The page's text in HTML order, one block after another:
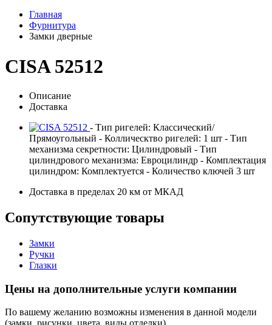
Главная
Фурнитура
Замки дверные
CISA 52512
Описание
Доставка
- Тип ригелей: Классический/
Прямоугольный - Коллическтво ригелей: 1 шт - Тип
механизма секретности: Цилиндровый - Тип
цилиндрового механизма: Евроцилиндр - Комплектация
цилиндром: Комплектуется - Количество ключей 3 шт
Доставка в пределах 20 км от МКАД
Сопутствующие товары
Замки
Ручки
Глазки
Цены на дополнительные услуги компании
По вашему желанию возможны изменения в данной модели